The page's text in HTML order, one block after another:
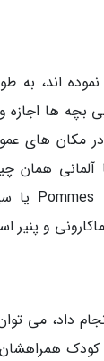
اند، به
بچه ها اجازه
های
همان
داد، می
حمل و نقل عمومی. پیشنهاد کلی یک